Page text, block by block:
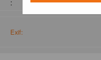
:
Exif: